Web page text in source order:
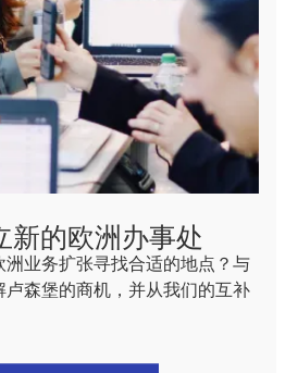
新的欧洲办事处
业务扩张寻找合适的地点？与
森堡的商机，并从我们的互补